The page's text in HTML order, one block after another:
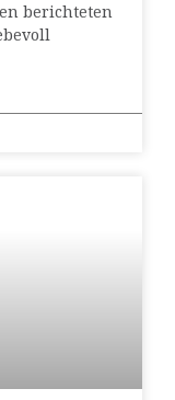
berichteten